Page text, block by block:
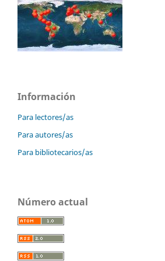
Información
Para lectores/as
Para autores/as
Para bibliotecarios/as
Número actual